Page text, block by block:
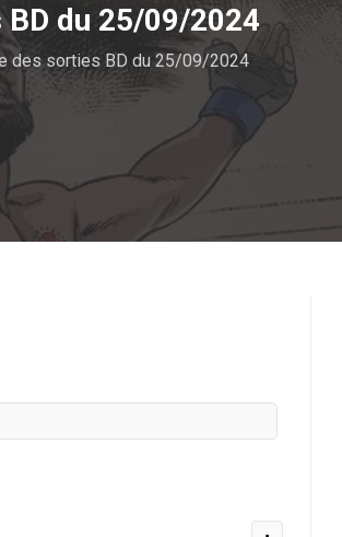
du 25/09/2024
des sorties BD du 25/09/2024